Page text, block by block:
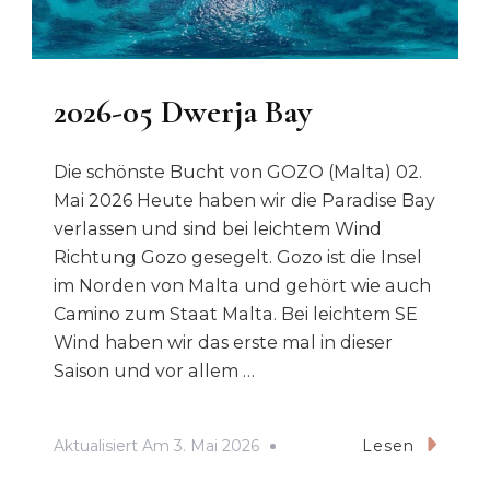
2026-05 Dwerja Bay
Die schönste Bucht von GOZO (Malta) 02.
Mai 2026 Heute haben wir die Paradise Bay
verlassen und sind bei leichtem Wind
Richtung Gozo gesegelt. Gozo ist die Insel
im Norden von Malta und gehört wie auch
Camino zum Staat Malta. Bei leichtem SE
Wind haben wir das erste mal in dieser
Saison und vor allem …
Aktualisiert Am 3. Mai 2026 Lesen